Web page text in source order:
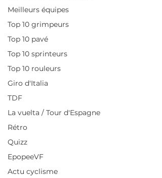
Meilleurs équipes
Top 10 grimpeurs
Top 10 pavé
Top 10 sprinteurs
Top 10 rouleurs
Giro d'Italia
TDF
La vuelta / Tour d'Espagne
Rétro
Quizz
EpopeeVF
Actu cyclisme